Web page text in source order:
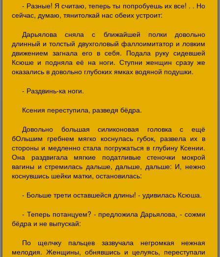
- Разные! Я считаю, теперь ты попробуешь их все! . . Но
сейчас, думаю, тянитолкай нас обеих устроит:
Дарьялова сняла с ближайшей полки довольно
длинный и толстый двухголовый фаллоимитатор и ловким
движением загнала его в себя. Подала руку сидевшей
Ксюше и подняла её на ноги. Ступни женщин сразу же
оказались в довольно глубоких ямках водяной подушки.
- Раздвинь-ка ноги.
Ксения переступила, разведя бёдра.
Довольно большая силиконовая головка с ещё
бОльшим гребнем мягко коснулась губок, развела их в
стороны и медленно стала погружаться в глубину Ксении.
Она раздвигала мягкие податливые стеночки мокрой
вагины и стремилась дальше, дальше, дальше: И, нежно
коснувшись шейки матки, остановилась:
- Больше трети оставшейся длины! - удивилась Ксюша.
- Теперь потанцуем? - предложила Дарьялова, - сожми
бёдра и не выпускай:
По щелчку пальцев зазвучала негромкая нежная
мелодия. Женщины, обнявшись и целуясь, переступали